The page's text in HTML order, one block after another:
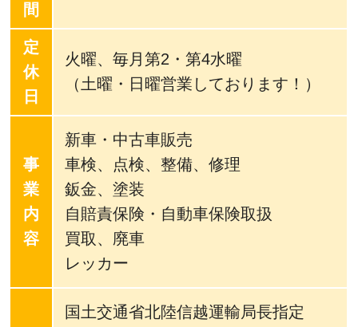
間
定
休
日
火曜、毎月第2・第4水曜
（土曜・日曜営業しております！）
事
業
内
容
新車・中古車販売
車検、点検、整備、修理
鈑金、塗装
自賠責保険・自動車保険取扱
買取、廃車
レッカー
国土交通省北陸信越運輸局長指定